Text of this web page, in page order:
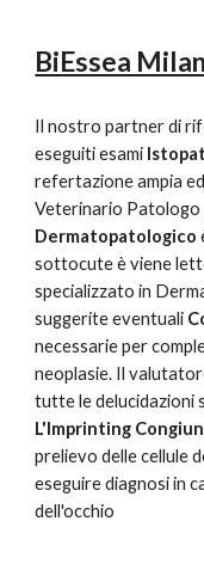
BiEssea
Il nostro partner di
eseguiti esami
refertazione ampia
Dermatopatologico
sottocute è viene
specializzato in
suggerite eventuali
necessarie per
neoplasie. Il
L'Imprinting
prelievo delle cellule
eseguire diagnosi in
dell'occhio